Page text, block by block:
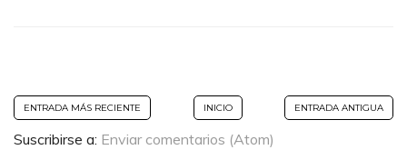
ENTRADA MÁS RECIENTE ENTRADA ANTIGUA
INICIO
Suscribirse a: Enviar comentarios (Atom)